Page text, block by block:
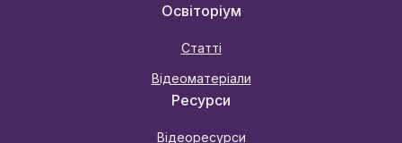
Освіторіум
Статті
Відеоматеріали
Ресурси
Відеоресурси